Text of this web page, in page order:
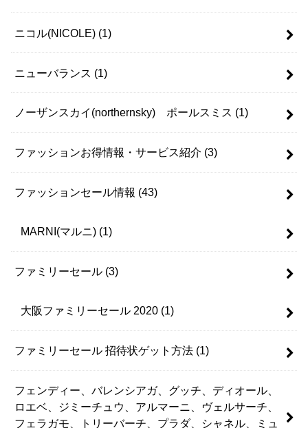
ニコル(NICOLE) (1)
ニューバランス (1)
ノーザンスカイ(northernsky) ポールスミス (1)
ファッションお得情報・サービス紹介 (3)
ファッションセール情報 (43)
MARNI(マルニ) (1)
ファミリーセール (3)
大阪ファミリーセール 2020 (1)
ファミリーセール 招待状ゲット方法 (1)
フェンディー、バレンシアガ、グッチ、ディオール、
ロエベ、ジミーチュウ、アルマーニ、ヴェルサーチ、
フェラガモ、トリーバーチ、プラダ、シャネル、ミュ